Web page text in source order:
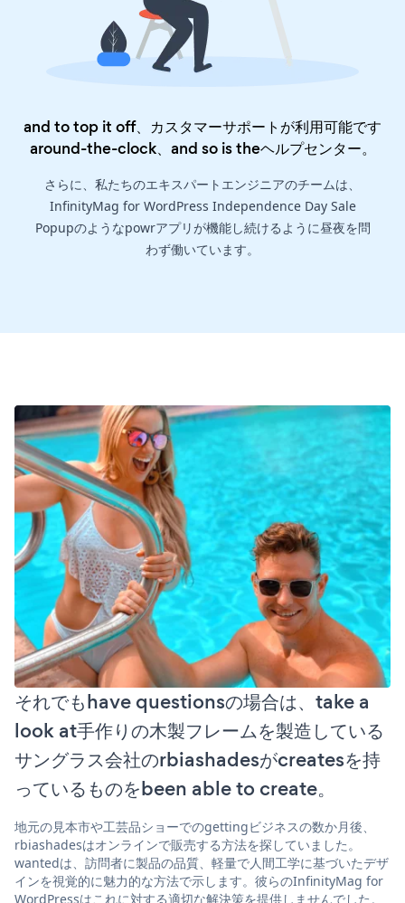
and to top it off、カスタマーサポートが利用可能です
around-the-clock、and so is theヘルプセンター。
さらに、私たちのエキスパートエンジニアのチームは、
InfinityMag for WordPress Independence Day Sale
Popupのようなpowrアプリが機能し続けるように昼夜を問
わず働いています。
それでもhave questionsの場合は、take a
look at手作りの木製フレームを製造している
サングラス会社のrbiashadesがcreatesを持
っているものをbeen able to create。
地元の見本市や工芸品ショーでのgettingビジネスの数か月後、
rbiashadesはオンラインで販売する方法を探していました。
wantedは、訪問者に製品の品質、軽量で人間工学に基づいたデザ
インを視覚的に魅力的な方法で示します。彼らのInfinityMag for
WordPressはこれに対する適切な解決策を提供しませんでした。